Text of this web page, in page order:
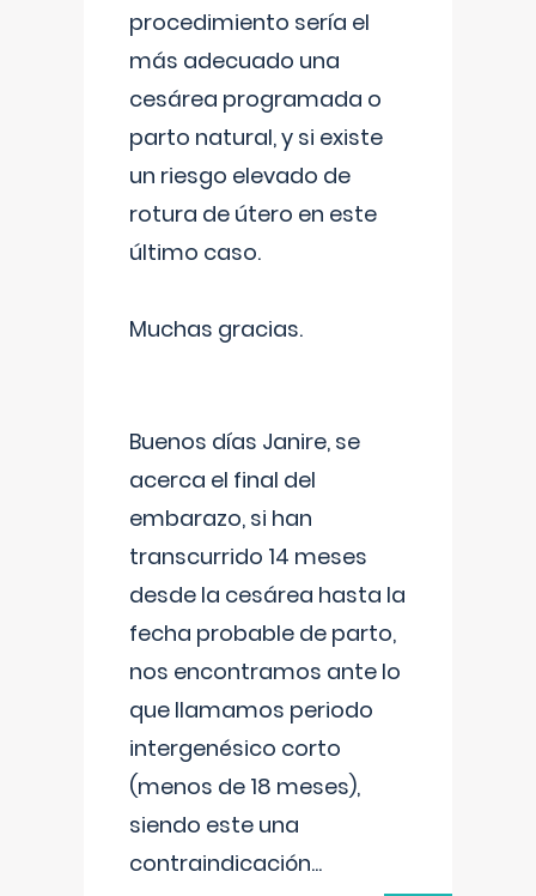
procedimiento sería el
más adecuado una
cesárea programada o
parto natural, y si existe
un riesgo elevado de
rotura de útero en este
último caso.
Muchas gracias.
Buenos días Janire, se
acerca el final del
embarazo, si han
transcurrido 14 meses
desde la cesárea hasta la
fecha probable de parto,
nos encontramos ante lo
que llamamos periodo
intergenésico corto
(menos de 18 meses),
siendo este una
contraindicación...